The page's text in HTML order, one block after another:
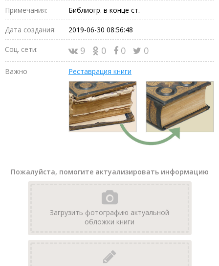
Примечания: Библиогр. в конце ст.
Дата создания: 2019-06-30 08:56:48
Соц. сети: 9 0 0 0
Важно Реставрация книги
Пожалуйста, помогите актуализировать информацию
Загрузить фотографию актуальной
обложки книги